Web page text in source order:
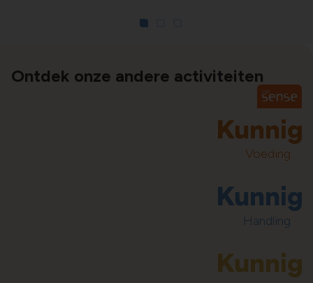
1
Ontdek onze andere activiteiten
Voeding
Handling